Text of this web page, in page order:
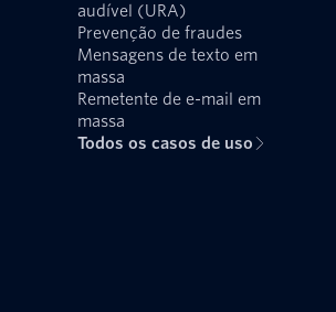
audível (URA)
Prevenção de fraudes
Mensagens de texto em
massa
Remetente de e-mail em
massa
Todos os casos de uso